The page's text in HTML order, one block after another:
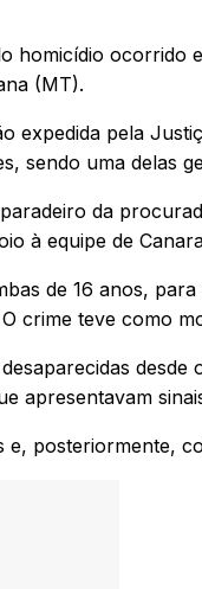
homicídio ocorrido
(MT).
expedida pela
sendo uma delas
da
à equipe de
de 16 anos,
crime teve como
desde
apresentavam
posteriormente,